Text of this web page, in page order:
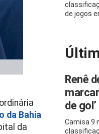
da Bahia
da
de jogos
Renê
de gol’
Camisa 9